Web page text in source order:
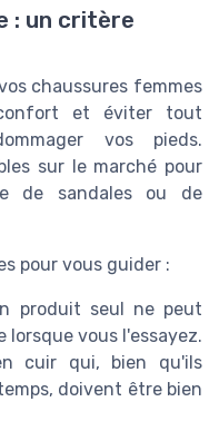
: un critère
chaussures femmes
et éviter tout
vos pieds.
sur le marché pour
de sandales ou de
pour vous guider :
produit seul ne peut
vous l'essayez.
cuir qui, bien qu'ils
doivent être bien